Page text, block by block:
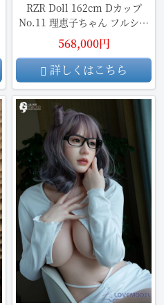
RZR Doll 162cm Dカップ
No.11 理恵子ちゃん フルシリ
コン製ラブドール
568,000円
詳しくはこちら